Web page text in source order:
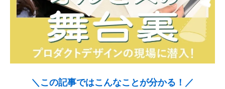
＼この記事ではこんなことが分かる！／